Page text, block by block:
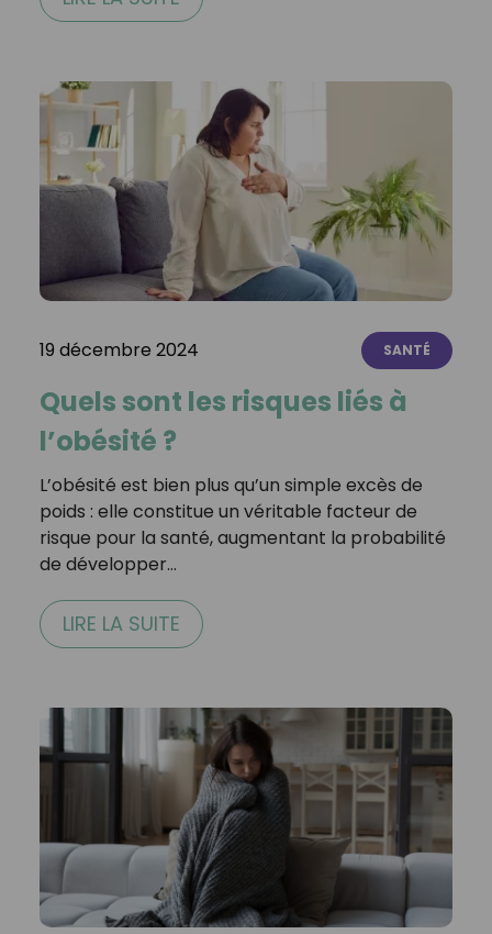
19 décembre 2024 SANTÉ
Quels sont les risques liés à
l’obésité ?
L’obésité est bien plus qu’un simple excès de
poids : elle constitue un véritable facteur de
risque pour la santé, augmentant la probabilité
de développer…
LIRE LA SUITE